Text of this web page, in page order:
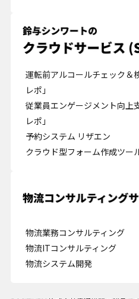
運転前アルコールチェック＆
レポ」
従業員エンゲージメント向上
レポ」
予約システム リザエン
クラウド型フォーム作成ツー
物流業務コンサルティング
物流ITコンサルティング
物流システム開発
プライバシー情報
プライバシー情報
お客様が当サイトを訪れると、ブラウ
ザに保存された情報が取得されるこ